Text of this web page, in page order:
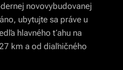
novovybudovanej
ubytujte sa práve u
hlavného ťahu na
km a od diaľničného